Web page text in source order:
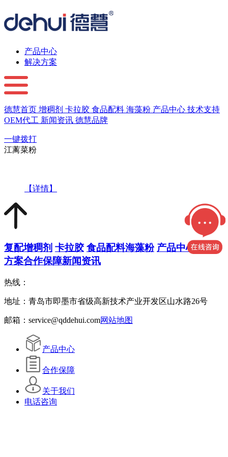
产品中心
解决方案
德慧首页 增稠剂 卡拉胶 食品配料 海藻粉 产品中心 技术支持
OEM代工 新闻资讯 德慧品牌
一键拨打
江蓠菜粉
【详情】
复配增稠剂 卡拉胶 食品配料海藻粉 产品中心解决
方案合作保障新闻资讯
热线：
地址：青岛市即墨市省级高新技术产业开发区山水路26号
邮箱：service@qddehui.com网站地图
产品中心
合作保障
关于我们
电话咨询